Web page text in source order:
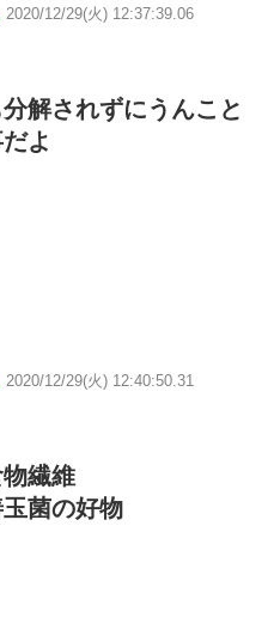
2020/12/29(火) 12:37:39.06
解されずにうんこと
よ
2020/12/29(火) 12:40:50.31
繊維
菌の好物